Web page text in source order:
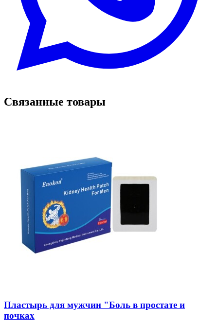
Связанные товары
Пластырь для мужчин "Боль в простате и
почках